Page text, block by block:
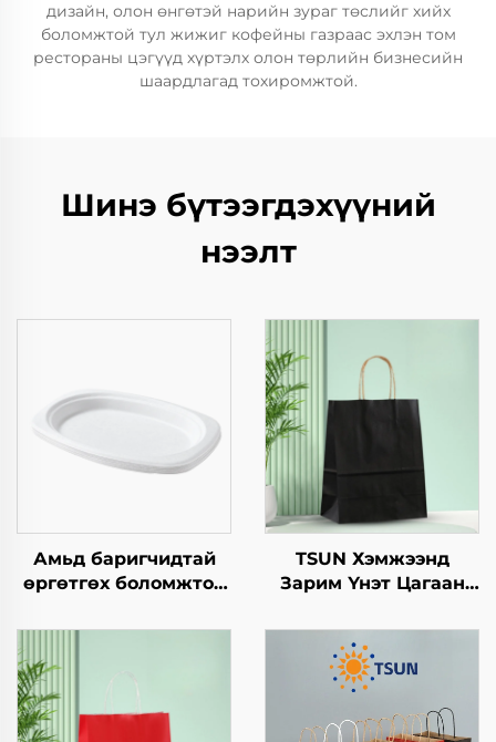
дизайн, олон өнгөтэй нарийн зураг төслийг хийх
боломжтой тул жижиг кофейны газраас эхлэн том
рестораны цэгүүд хүртэлх олон төрлийн бизнесийн
шаардлагад тохиромжтой.
Шинэ бүтээгдэхүүний
нээлт
Амьд баригчидтай
өргөтгөх боломжтой
хавтангаас бүрдсэн
ашиглах
хүрээлэнгийн
бүтээгдэхүүн, пицца,
TSUN Хэмжээнд
Зарим Үнэт Цагаан
Нэмэлт Ур чадвараар
Шинэ Жил,
Кристмасийн Хоолын
Пакинг Скрин Принт